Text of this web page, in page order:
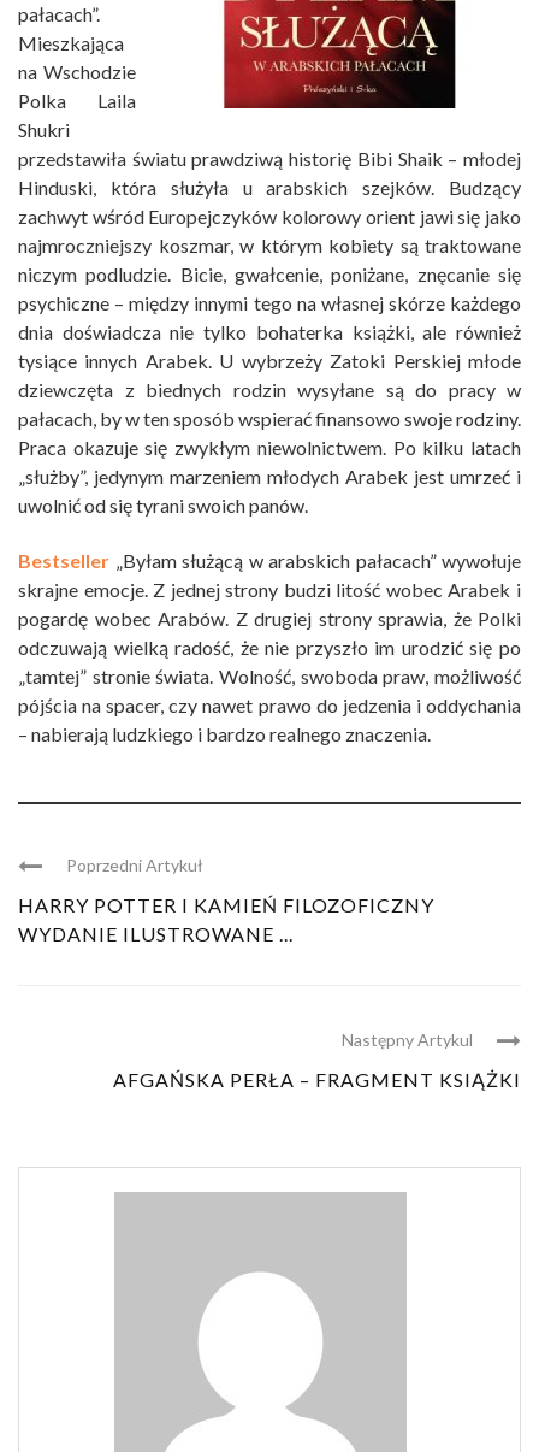
pałacach”.
Mieszkająca
na Wschodzie
Polka Laila
Shukri
przedstawiła światu prawdziwą historię Bibi Shaik – młodej
Hinduski, która służyła u arabskich szejków. Budzący
zachwyt wśród Europejczyków kolorowy orient jawi się jako
najmroczniejszy koszmar, w którym kobiety są traktowane
niczym podludzie. Bicie, gwałcenie, poniżane, znęcanie się
psychiczne – między innymi tego na własnej skórze każdego
dnia doświadcza nie tylko bohaterka książki, ale również
tysiące innych Arabek. U wybrzeży Zatoki Perskiej młode
dziewczęta z biednych rodzin wysyłane są do pracy w
pałacach, by w ten sposób wspierać finansowo swoje rodziny.
Praca okazuje się zwykłym niewolnictwem. Po kilku latach
„służby”, jedynym marzeniem młodych Arabek jest umrzeć i
uwolnić od się tyrani swoich panów.
Bestseller „Byłam służącą w arabskich pałacach” wywołuje
skrajne emocje. Z jednej strony budzi litość wobec Arabek i
pogardę wobec Arabów. Z drugiej strony sprawia, że Polki
odczuwają wielką radość, że nie przyszło im urodzić się po
„tamtej” stronie świata. Wolność, swoboda praw, możliwość
pójścia na spacer, czy nawet prawo do jedzenia i oddychania
– nabierają ludzkiego i bardzo realnego znaczenia.
Poprzedni Artykuł
HARRY POTTER I KAMIEŃ FILOZOFICZNY
WYDANIE ILUSTROWANE ...
Następny Artykul
AFGAŃSKA PERŁA – FRAGMENT KSIĄŻKI